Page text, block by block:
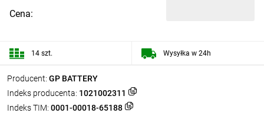
Producent: GP BATTERY
Indeks producenta: 1021002311
Indeks TIM: 0001-00018-65188
Cena:
14 szt. Wysyłka w 24h